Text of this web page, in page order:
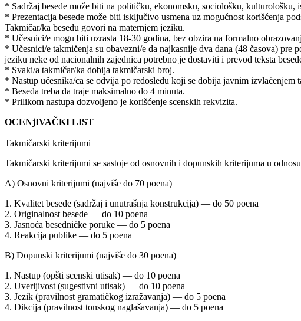
* Sadržaj besede može biti na političku, ekonomsku, sociološku, kulturološku,
* Prezentacija besede može biti isključivo usmena uz mogućnost korišćenja
Takmičar/ka besedu govori na maternjem jeziku.
* Učesnici/e mogu biti uzrasta 18-30 godina, bez obzira na formalno
* Učesnici/e takmičenja su obavezni/e da najkasnije dva dana (48 časova)
jeziku neke od nacionalnih zajednica potrebno je dostaviti i prevod teksta
* Svaki/a takmičar/ka dobija takmičarski broj.
* Nastup učesnika/ca se odvija po redosledu koji se dobija javnim izvlačenjem
* Beseda treba da traje maksimalno do 4 minuta.
* Prilikom nastupa dozvoljeno je korišćenje scenskih rekvizita.
OCENjIVAČKI LIST
Takmičarski kriterijumi
Takmičarski kriterijumi se sastoje od osnovnih i dopunskih kriterijuma u
A) Osnovni kriterijumi (najviše do 70 poena)
1. Kvalitet besede (sadržaj i unutrašnja konstrukcija) — do 50 poena
2. Originalnost besede — do 10 poena
3. Jasnoća besedničke poruke — do 5 poena
4. Reakcija publike — do 5 poena
B) Dopunski kriterijumi (najviše do 30 poena)
1. Nastup (opšti scenski utisak) — do 10 poena
2. Uverljivost (sugestivni utisak) — do 10 poena
3. Jezik (pravilnost gramatičkog izražavanja) — do 5 poena
4. Dikcija (pravilnost tonskog naglašavanja) — do 5 poena